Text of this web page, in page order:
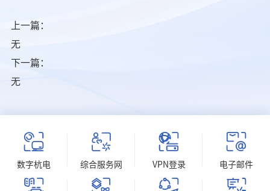
上一篇：
无
下一篇：
无
数字杭电 综合服务网 VPN登录 电子邮件